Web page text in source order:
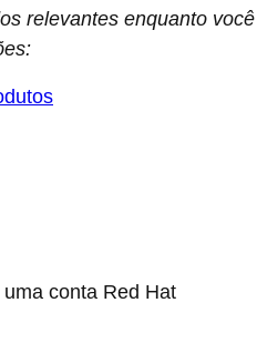
relevantes enquanto você
conta Red Hat